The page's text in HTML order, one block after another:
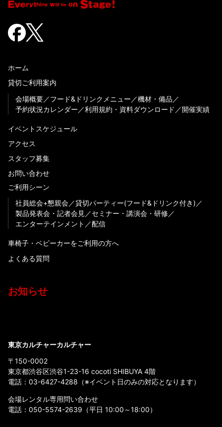
ホーム
貸切ご利用案内
会場概要
フード&ドリンクメニュー
機材・備品
予約状況カレンダー
利用規約・資料ダウンロード 開催実績
イベントスケジュール
アクセス
スタッフ募集
お問い合わせ
ご利用シーン
社員総会+懇親会
貸切パーティー(フード&ドリンク付き)
製品発表会・記者会見
セミナー・講演会・研修
エンターテインメント
配信
車椅子・ベビーカーをご利用の方へ
よくある質問
お知らせ
東京カルチャーカルチャー
〒150-0002
東京都渋谷区渋谷1-23-16 cocoti SHIBUYA 4階
電話： 03-6427-4288 （※イベント日のみの対応となります）
会場レンタル専用問い合わせ
電話： 050-5574-2639 （平日 10:00～18:00）